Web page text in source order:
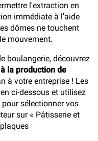
l'extraction en
immédiate à l'aide
dômes ne touchent
mouvement.
boulangerie, découvrez
la production de
à votre entreprise ! Les
ci-dessous et utilisez
sélectionner vos
sur « Pâtisserie et